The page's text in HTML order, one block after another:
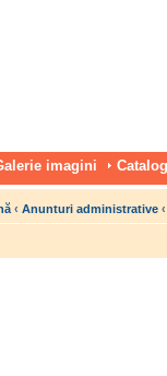
imagini
‹ Anunturi administrative ‹